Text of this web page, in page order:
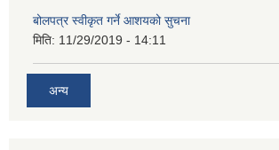
बोलपत्र स्वीकृत गर्ने आशयको सुचना
मिति: 11/29/2019 - 14:11
अन्य